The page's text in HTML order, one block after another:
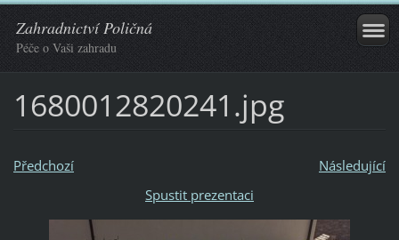
Zahradnictví Poličná
Péče o Vaši zahradu
1680012820241.jpg
Předchozí
Následující
Spustit prezentaci